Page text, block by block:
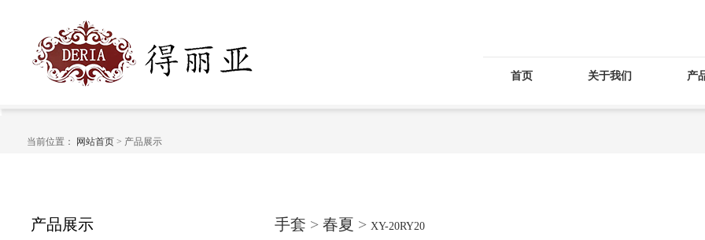
产
关于我们
首页
当前位置： 网站首页> 产品展示
产品展示 手套 >春夏 > XY-20RY20